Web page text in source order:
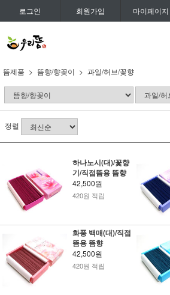
로그인 회원가입 마이페이지
뜸제품 뜸향/향꽂이 과일/허브/꽃향
정렬
하나노시(대)/꽃향
기/직접뜸용 뜸향
42,500원
420원 적립
화풍 백매(대)/직접
뜸용 뜸향
42,500원
420원 적립